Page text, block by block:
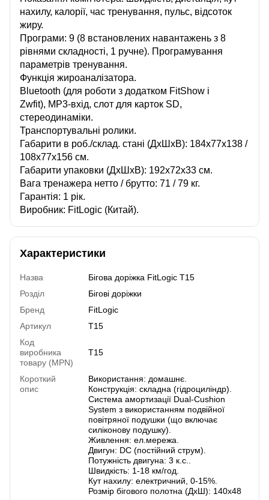
нахилу, калорії, час тренування, пульс, відсоток
жиру.
Програми: 9 (8 встановлених навантажень з 8
рівнями складності, 1 ручне). Програмування
параметрів тренування.
Функція жироаналізатора.
Bluetooth (для роботи з додатком FitShow і
Zwfit), MP3-вхід, слот для карток SD,
стереодинаміки.
Транспортувальні ролики.
Габарити в роб./склад. стані (ДхШхВ): 184х77х138 /
108х77х156 см.
Габарити упаковки (ДхШхВ): 192х72х33 см.
Вага тренажера нетто / брутто: 71 / 79 кг.
Гарантія: 1 рік.
Виробник: FitLogic (Китай).
Характеристики
Назва
Бігова доріжка FitLogic T15
Розділ
Бігові доріжки
Бренд
FitLogic
Артикул
T15
Код
виробника
товару (MPN)
T15
Короткий
опис
Використання: домашнє.
Конструкція: складна (гідроциліндр).
Система амортизації Dual-Cushion
System з використанням подвійної
повітряної подушки (що включає
силіконову подушку).
Живлення: ел.мережа.
Двигун: DC (постійний струм).
Потужність двигуна: 3 к.с..
Швидкість: 1-18 км/год.
Кут нахилу: електричний, 0-15%.
Розмір бігового полотна (ДхШ): 140х48